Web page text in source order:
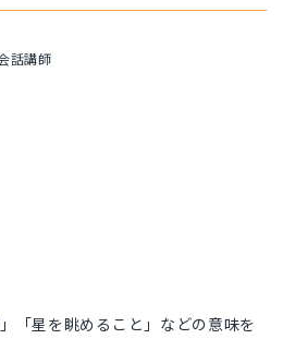
話講師
星を眺めること」などの意味を